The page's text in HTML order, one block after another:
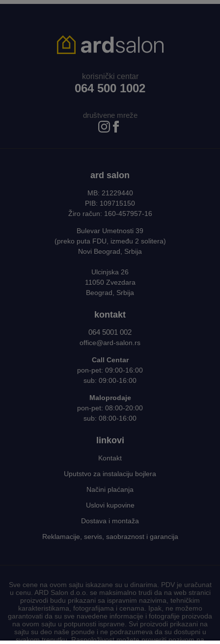
korisnički centar
064 500 1002
društvene mreže
ard salon
MB: 21229440
PIB: 109715150
Žiro račun: 160-457957-16
Bulevar Umetnosti 39
(preko puta FDU, između 2 solitera)
Novi Beograd, Srbija
Ulcinjska 26
11050 Zvezdara
Beograd, Srbija
kontakt
064 5001 002
office@ard-salon.rs
Call Centar
pon-pet: 09:00-16:00
sub: 09:00-16:00
Maloprodaje
pon-pet: 08:00-20:00
sub: 08:00-16:00
linkovi
Kontakt
Uputstvo za instalaciju bojlera
Načini plaćanja
Uslovi kupovine
Dostava i montaža
Reklamacije, servis, saobraznost i garancija
Sve cene na ovom sajtu iskazane su u dinarima. PDV je uračunat
u cenu. ARD Salon d.o.o. se maksimalno trudi da na web stranici
proizvodi budu prikazani sa ispravnim nazivima, tehničkim
karakteristikama, fotografijama i cenama. Ipak, ne možemo
garantovati da su sve navedene informacije i fotografije proizvoda
na ovom sajtu u potpunosti ispravne. Svi proizvodi prikazani na
sajtu su deo naše ponude i ne podrazumeva da su dostupni u
svakom trenutku. Raspoloživost možete proveriti pozivom na